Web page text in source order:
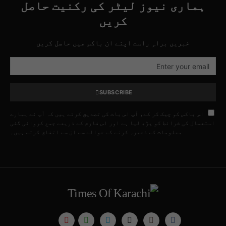
ہماری نیوز لیٹر کی رکنیت حاصل
کریں
خبریں براہِ راست اپنے ان باکس میں حاصل کریں
SUBSCRIBE
اس باکس کو چیک کر کے، آپ اس بات کی تصدیق کرتے ہیں کہ آپ نے ہمارے
استعمال کی شرائط کو پڑھ لیا ہے اور اس فارم کے ذریعے جمع کروائی گئی
معلومات کے ذخیرہ کرنے کے حوالے سے ان سے اتفاق کرتے ہیں۔